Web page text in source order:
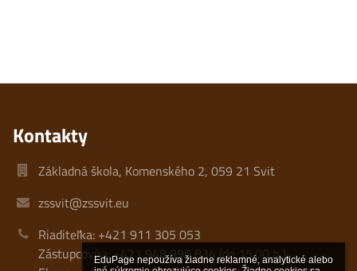
EduPage nepoužíva žiadne reklamné, analytické alebo
Kontakty
Základná škola, Komenského 2, 059 21 Svit
zssvit@zssvit.eu
Riaditeľka: +421 911 305 053
Zástupcovňa: +421 948 990 834 (do 15.00 h )